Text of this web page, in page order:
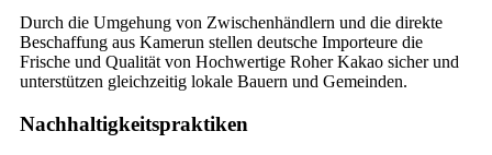
Durch die Umgehung von Zwischenhändlern und die direkte
Beschaffung aus Kamerun stellen deutsche Importeure die
Frische und Qualität von Hochwertige Roher Kakao sicher und
unterstützen gleichzeitig lokale Bauern und Gemeinden.
Nachhaltigkeitspraktiken